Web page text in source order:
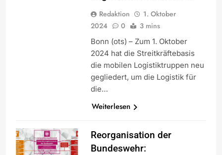
Redaktion
1. Oktober
2024
0 3 mins
Bonn (ots) – Zum 1. Oktober
2024 hat die Streitkräftebasis
die mobilen Logistiktruppen neu
gegliedert, um die Logistik für
die…
Weiterlesen
Reorganisation der
Bundeswehr: